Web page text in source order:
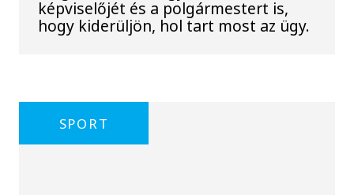
képviselőjét és a polgármestert is,
hogy kiderüljön, hol tart most az ügy.
SPORT